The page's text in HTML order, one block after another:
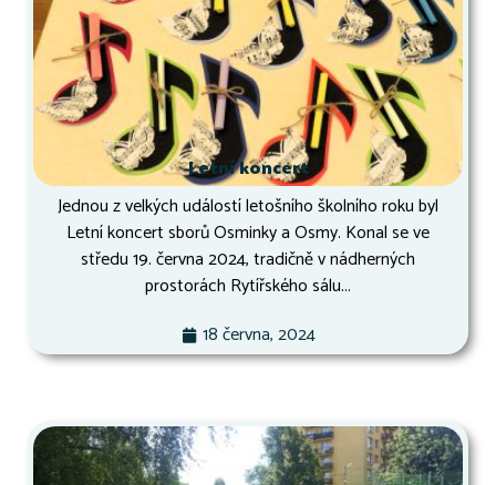
Letní koncert
Jednou z velkých událostí letošního školního roku byl
Letní koncert sborů Osminky a Osmy. Konal se ve
středu 19. června 2024, tradičně v nádherných
prostorách Rytířského sálu...
18 června, 2024